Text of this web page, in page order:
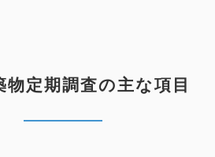
物定期調査の主な項目